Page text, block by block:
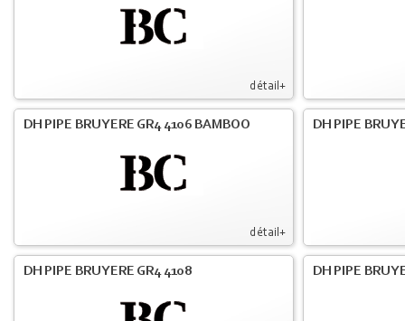
détail+
détail+
DH PIPE BRUYERE GR4 4106 BAMBOO DH PIPE
DH PIPE BRUYERE GR4 4108 DH PIPE